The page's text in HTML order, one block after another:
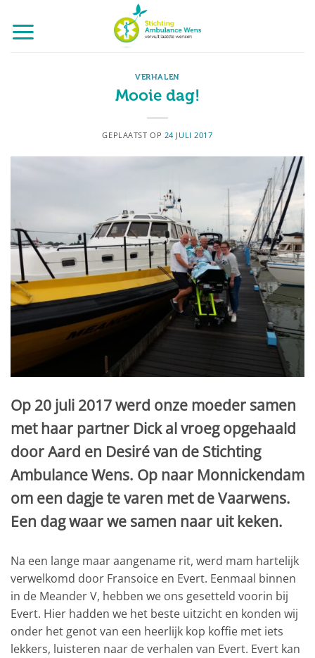
naar
inhoud
VERHALEN
Mooie dag!
GEPLAATST OP 24 JULI 2017
Op 20 juli 2017 werd onze moeder samen
met haar partner Dick al vroeg opgehaald
door Aard en Desiré van de Stichting
Ambulance Wens. Op naar Monnickendam
om een dagje te varen met de Vaarwens.
Een dag waar we samen naar uit keken.
Na een lange maar aangename rit, werd mam hartelijk
verwelkomd door Fransoice en Evert. Eenmaal binnen
in de Meander V, hebben we ons gesetteld voorin bij
Evert. Hier hadden we het beste uitzicht en konden wij
onder het genot van een heerlijk kop koffie met iets
lekkers, luisteren naar de verhalen van Evert. Evert kan